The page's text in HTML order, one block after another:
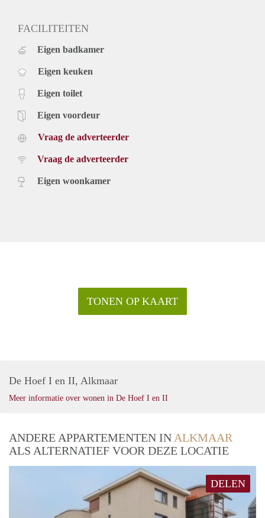
FACILITEITEN
Eigen badkamer
Eigen keuken
Eigen toilet
Eigen voordeur
Vraag de adverteerder
Vraag de adverteerder
Eigen woonkamer
TONEN OP KAART
De Hoef I en II, Alkmaar
Meer informatie over wonen in De Hoef I en II
ANDERE APPARTEMENTEN IN ALKMAAR
ALS ALTERNATIEF VOOR DEZE LOCATIE
DELEN